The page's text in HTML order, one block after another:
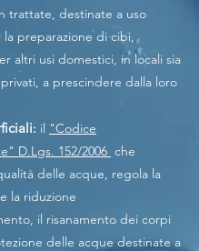
trattate, destinate a uso
preparazione di cibi,
altri usi domestici, in locali sia
a prescindere dalla loro
: il "Codice
D.Lgs. 152/2006 che
delle acque, regola la
la riduzione
il risanamento dei corpi
delle acque destinate a